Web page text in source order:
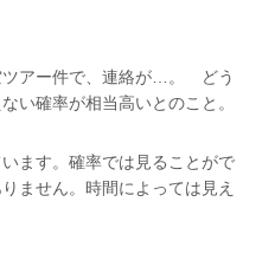
ツアー件で、連絡が…。 どう
い確率が相当高いとのこと。
ます。確率では見ることがで
ません。時間によっては見え